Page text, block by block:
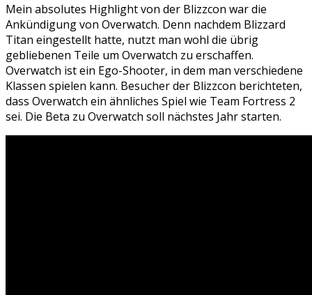
Mein absolutes Highlight von der Blizzcon war die
Ankündigung von Overwatch. Denn nachdem Blizzard
Titan eingestellt hatte, nutzt man wohl die übrig
gebliebenen Teile um Overwatch zu erschaffen.
Overwatch ist ein Ego-Shooter, in dem man verschiedene
Klassen spielen kann. Besucher der Blizzcon berichteten,
dass Overwatch ein ähnliches Spiel wie Team Fortress 2
sei. Die Beta zu Overwatch soll nächstes Jahr starten.